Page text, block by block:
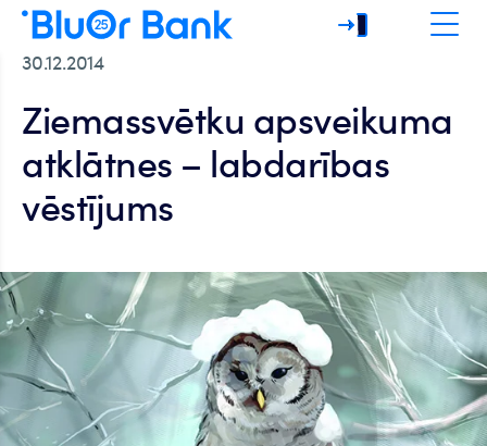
30.12.2014
Ziemassvētku apsveikuma
atklātnes – labdarības
vēstījums